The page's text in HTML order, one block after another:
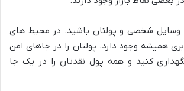
شخصی و پولتان باشید. در محیط های
همیشه وجود دارد. پولتان را در جاهای امن
کنید و همه پول نقدتان را در یک جا